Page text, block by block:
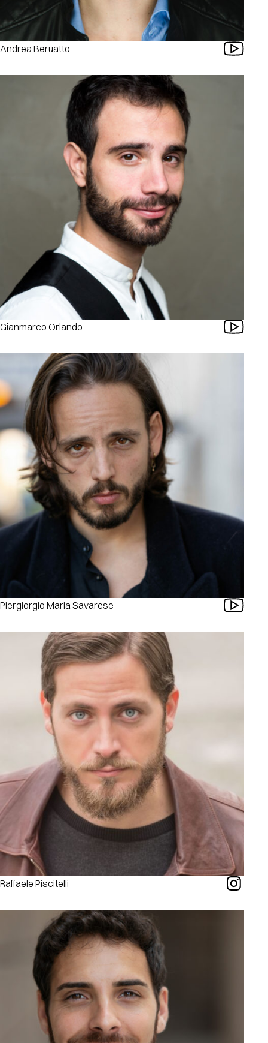
Andrea Beruatto
Gianmarco Orlando
Piergiorgio Maria Savarese
Raffaele Piscitelli